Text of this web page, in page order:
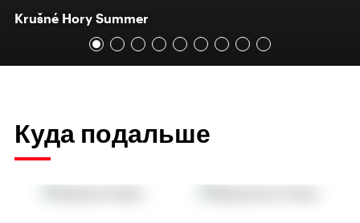
Krušné Hory Summer
Куда подальше